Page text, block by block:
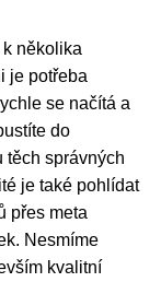
několika
je potřeba
se načítá a
do
těch správných
je také pohlídat
přes meta
Nesmíme
kvalitní